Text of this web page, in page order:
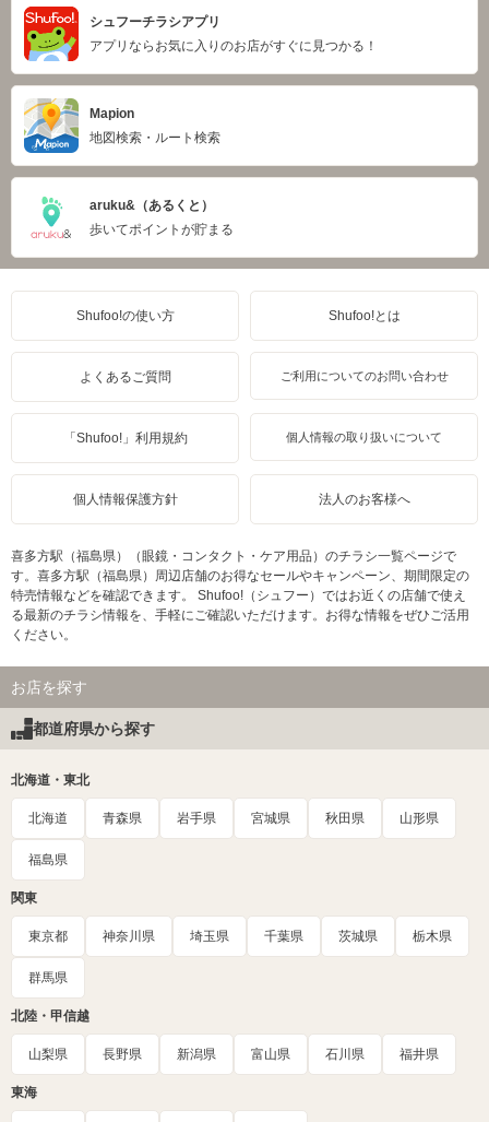
シュフーチラシアプリ
アプリならお気に入りのお店がすぐに見つかる！
Mapion
地図検索・ルート検索
aruku&（あるくと）
歩いてポイントが貯まる
Shufoo!の使い方 Shufoo!とは
よくあるご質問 ご利用についてのお問い合わせ
「Shufoo!」利用規約 個人情報の取り扱いについて
個人情報保護方針 法人のお客様へ
喜多方駅（福島県）（眼鏡・コンタクト・ケア用品）のチラシ一覧ページで
す。喜多方駅（福島県）周辺店舗のお得なセールやキャンペーン、期間限定の
特売情報などを確認できます。 Shufoo!（シュフー）ではお近くの店舗で使え
る最新のチラシ情報を、手軽にご確認いただけます。お得な情報をぜひご活用
ください。
お店を探す
都道府県から探す
北海道・東北
北海道 青森県 岩手県 宮城県 秋田県 山形県
福島県
関東
東京都 神奈川県 埼玉県 千葉県 茨城県 栃木県
群馬県
北陸・甲信越
山梨県 長野県 新潟県 富山県 石川県 福井県
東海